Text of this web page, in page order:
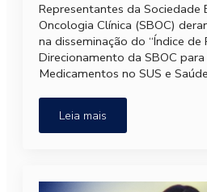
Representantes da Sociedade
Oncologia Clínica (SBOC)
na disseminação do “Índice de
Direcionamento da SBOC
Medicamentos no SUS e
Leia mais